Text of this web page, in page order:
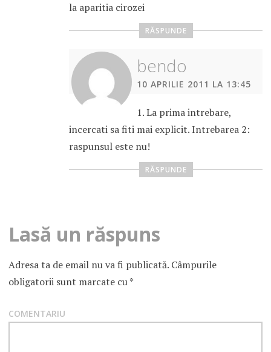
la aparitia cirozei
RĂSPUNDE
bendo
10 APRILIE 2011 LA 13:45
1. La prima intrebare,
incercati sa fiti mai explicit. Intrebarea 2:
raspunsul este nu!
RĂSPUNDE
Lasă un răspuns
Adresa ta de email nu va fi publicată.Câmpurile
obligatorii sunt marcate cu*
COMENTARIU